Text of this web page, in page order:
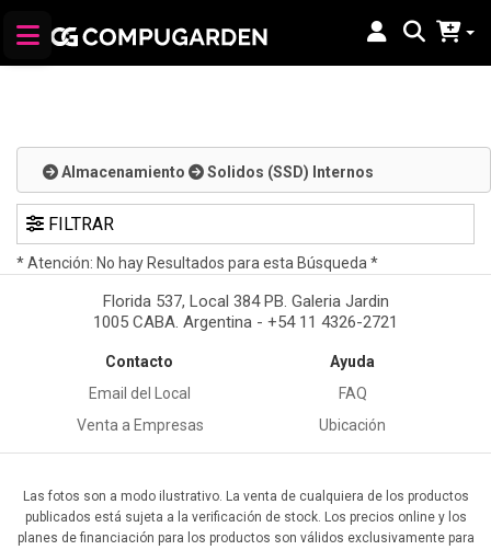
Almacenamiento Solidos (SSD) Internos
FILTRAR
* Atención: No hay Resultados para esta Búsqueda *
Florida 537, Local 384 PB. Galeria Jardin
1005 CABA. Argentina - +54 11 4326-2721
Contacto
Email del Local
Venta a Empresas
Ayuda
FAQ
Ubicación
Las fotos son a modo ilustrativo. La venta de cualquiera de los productos
publicados está sujeta a la verificación de stock. Los precios online y los
planes de financiación para los productos son válidos exclusivamente para